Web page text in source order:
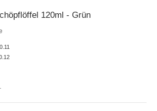
120ml - Grün